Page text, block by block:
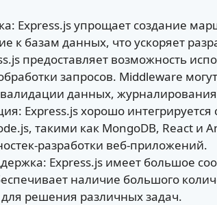
Express.js упрощает создание
к базам данных, что ускоряет
предоставляет возможность
запросов. Middleware
данных, журналирования
Express.js хорошо
такими как MongoDB, React и
разработки веб-приложений.
Express.js имеет большое
наличие большого
решения различных задач.